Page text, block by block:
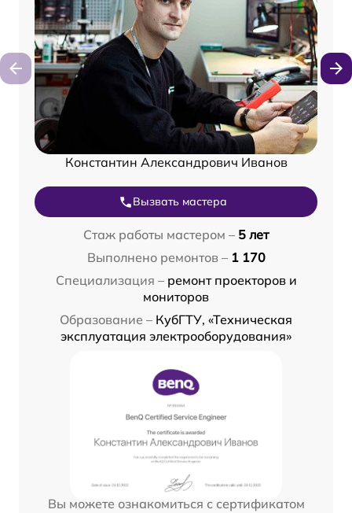
Константин Александрович Иванов
Вызвать мастера
Стаж работы мастером – 5 лет
Выполнено ремонтов – 1 170
Специализация – ремонт проекторов и
мониторов
Образование – КубГТУ, «Техническая
эксплуатация электрооборудования»
Вы можете ознакомиться с сертификатом